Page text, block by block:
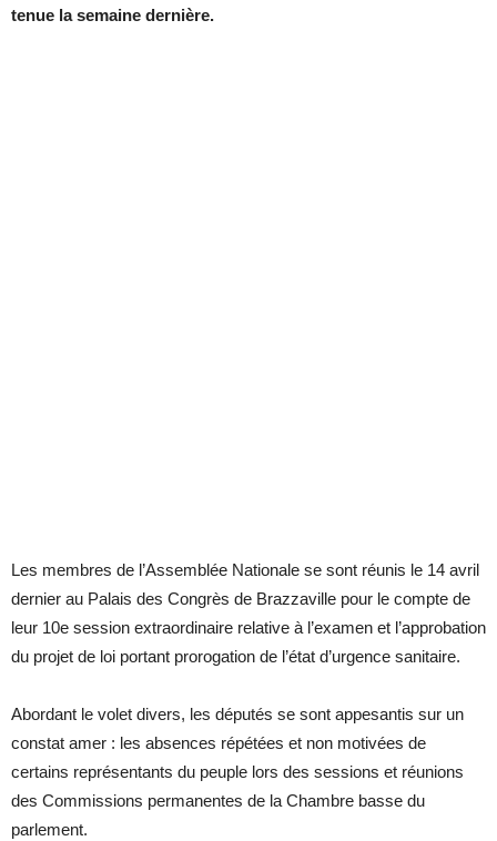
tenue la semaine dernière.
Les membres de l’Assemblée Nationale se sont réunis le 14 avril
dernier au Palais des Congrès de Brazzaville pour le compte de
leur 10e session extraordinaire relative à l’examen et l’approbation
du projet de loi portant prorogation de l’état d’urgence sanitaire.
Abordant le volet divers, les députés se sont appesantis sur un
constat amer : les absences répétées et non motivées de
certains représentants du peuple lors des sessions et réunions
des Commissions permanentes de la Chambre basse du
parlement.